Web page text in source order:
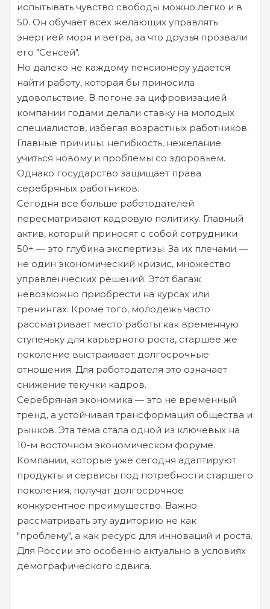
испытывать чувство свободы можно легко и в
50. Он обучает всех желающих управлять
энергией моря и ветра, за что друзья прозвали
его "Сенсей".
Но далеко не каждому пенсионеру удается
найти работу, которая бы приносила
удовольствие. В погоне за цифровизацией
компании годами делали ставку на молодых
специалистов, избегая возрастных работников.
Главные причины: негибкость, нежелание
учиться новому и проблемы со здоровьем.
Однако государство защищает права
серебряных работников.
Сегодня все больше работодателей
пересматривают кадровую политику. Главный
актив, который приносят с собой сотрудники
50+ — это глубина экспертизы. За их плечами —
не один экономический кризис, множество
управленческих решений. Этот багаж
невозможно приобрести на курсах или
тренингах. Кроме того, молодежь часто
рассматривает место работы как временную
ступеньку для карьерного роста, старшее же
поколение выстраивает долгосрочные
отношения. Для работодателя это означает
снижение текучки кадров.
Серебряная экономика — это не временный
тренд, а устойчивая трансформация общества и
рынков. Эта тема стала одной из ключевых на
10-м восточном экономическом форуме.
Компании, которые уже сегодня адаптируют
продукты и сервисы под потребности старшего
поколения, получат долгосрочное
конкурентное преимущество. Важно
рассматривать эту аудиторию не как
"проблему", а как ресурс для инноваций и роста.
Для России это особенно актуально в условиях
демографического сдвига.